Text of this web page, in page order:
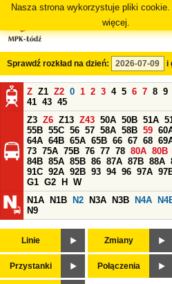
Nasza strona wykorzystuje pliki
więcej.
Sprawdź rozkład na dzień: i
Z Z1 Z2 0 1 2 3 4 5 6 7 8 9
41 43 45
Z3 Z6 Z13 Z43 50A 50B 51A
55B 55C 56 57 58A 58B 59
64A 64B 65A 65B 66 67 68
73 75A 75B 76 77 78 80A 80B
84B 85A 85B 86 87A 87B 88A
91C 92A 92B 93 94 96 97A
G1 G2 H
W
N1A
N1B N2 N3A N3B N4A
N9
Linie Zmiany
Przystanki Połączenia